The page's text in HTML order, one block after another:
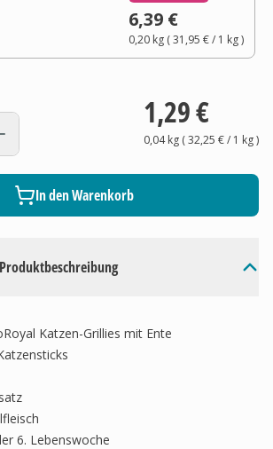
Produktbeschreibung
Katzen-Grillies mit Ente
6. Lebenswoche
6,39 €
0,20 kg(31,95 €/ 1 kg)
1,29 €
0,04 kg(32,25 €/ 1 kg)
In den Warenkorb